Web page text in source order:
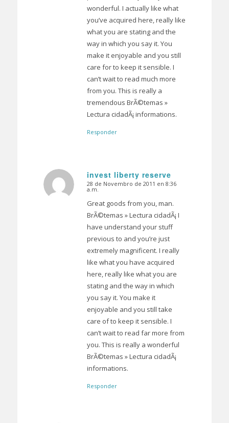
wonderful. I actually like what
you’ve acquired here, really like
what you are stating and the
way in which you say it. You
make it enjoyable and you still
care for to keep it sensible. I
can’t wait to read much more
from you. This is really a
tremendous BrÃ©temas »
Lectura cidadÃ¡ informations.
Responder
invest liberty reserve
Dice:
28 de Novembro de 2011 en 8:36
a.m.
Great goods from you, man.
BrÃ©temas » Lectura cidadÃ¡ I
have understand your stuff
previous to and you’re just
extremely magnificent. I really
like what you have acquired
here, really like what you are
stating and the way in which
you say it. You make it
enjoyable and you still take
care of to keep it sensible. I
can’t wait to read far more from
you. This is really a wonderful
BrÃ©temas » Lectura cidadÃ¡
informations.
Responder